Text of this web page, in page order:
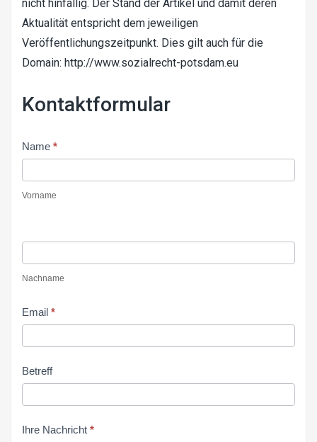
nicht hinfällig. Der Stand der Artikel und damit deren
Aktualität entspricht dem jeweiligen
Veröffentlichungszeitpunkt. Dies gilt auch für die
Domain: http://www.sozialrecht-potsdam.eu
Kontaktformular
Contact
Us
Name *
Vorname
Nachname
Email *
Betreff
Ihre Nachricht *